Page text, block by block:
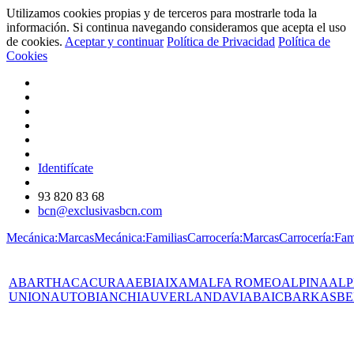
Utilizamos cookies propias y de terceros para mostrarle toda la
información. Si continua navegando consideramos que acepta el uso
de cookies. Aceptar y continuar Política de Privacidad Política de
Cookies
Identifícate
93 820 83 68
bcn@exclusivasbcn.com
Mecánica:MarcasMecánica:FamiliasCarrocería:Marcas
ABARTHACACURAAEBIAIXAMALFA ROMEOALPINA
UNIONAUTOBIANCHIAUVERLANDAVIABAICBARKAS